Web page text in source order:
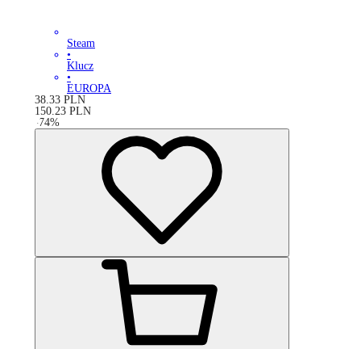
Steam
•
Klucz
•
EUROPA
38.33 PLN
150.23 PLN
-74%